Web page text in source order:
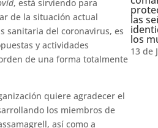
, está sirviendo para
de la situación actual
sanitaria del coronavirus, es
y actividades
de una forma totalmente
quiere agradecer el
los miembros de
así como a
las
los
13 de